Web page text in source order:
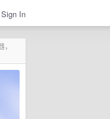
Sign In